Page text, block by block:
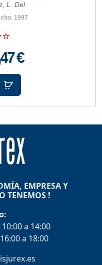
L. Del
1997
€
EMPRESA Y
TENEMOS !
a 14:00
a 18:00